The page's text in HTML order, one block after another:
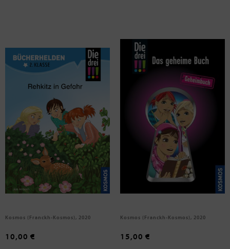
Ambach, Jule
Die drei !!!, Rehkitz in Gefahr
Kosmos (Franckh-Kosmos), 2020
10,00 €
Die drei !!! - Das geheime Buch
Kosmos (Franckh-Kosmos), 2020
15,00 €